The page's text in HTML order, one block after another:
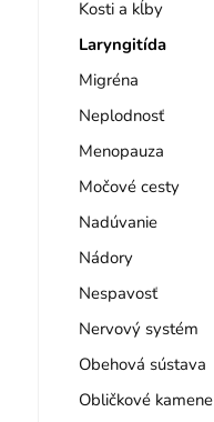
Kosti a kĺby
Laryngitída
Migréna
Neplodnosť
Menopauza
Močové cesty
Nadúvanie
Nádory
Nespavosť
Nervový systém
Obehová sústava
Obličkové kamene